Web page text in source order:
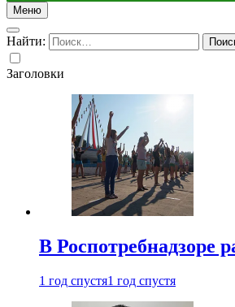
Меню
Найти:
Заголовки
В Роспотребнадзоре
1 год спустя1 год спустя